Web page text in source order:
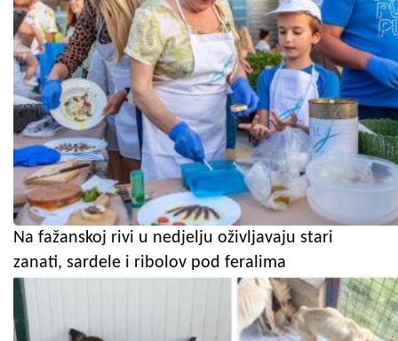
Na fažanskoj rivi u nedjelju oživljavaju stari
zanati, sardele i ribolov pod feralima